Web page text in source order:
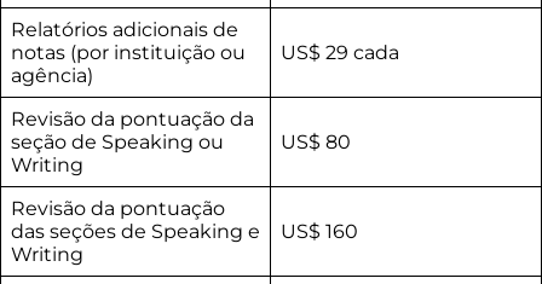
Relatórios adicionais de
notas (por instituição ou
agência)
US$ 29 cada
Revisão da pontuação da
seção de Speaking ou
Writing
US$ 80
Revisão da pontuação
das seções de Speaking e
Writing
US$ 160